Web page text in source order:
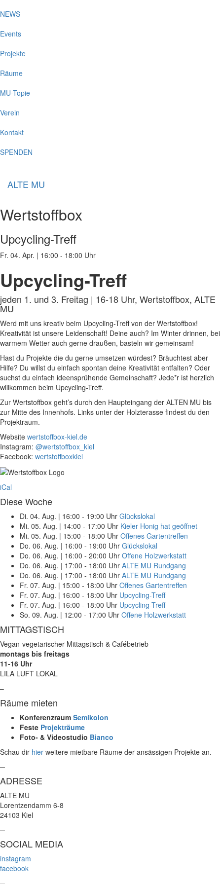
NEWS
Events
Projekte
Räume
MU-Topie
Verein
Kontakt
SPENDEN
ALTE MU
Wertstoffbox
Upcycling-Treff
Fr. 04. Apr. | 16:00 - 18:00 Uhr
Upcycling-Treff
jeden 1. und 3. Freitag | 16-18 Uhr, Wertstoffbox, ALTE
MU
Werd mit uns kreativ beim Upcycling-Treff von der Wertstoffbox!
Kreativität ist unsere Leidenschaft! Deine auch? Im Winter drinnen, bei
warmem Wetter auch gerne draußen, basteln wir gemeinsam!
Hast du Projekte die du gerne umsetzen würdest? Bräuchtest aber
Hilfe? Du willst du einfach spontan deine Kreativität entfalten? Oder
suchst du einfach ideensprühende Gemeinschaft? Jede*r ist herzlich
willkommen beim Upcycling-Treff.
Zur Wertstoffbox geht’s durch den Haupteingang der ALTEN MU bis
zur Mitte des Innenhofs. Links unter der Holzterasse findest du den
Projektraum.
Website wertstoffbox-kiel.de
Instagram: @wertstoffbox_kiel
Facebook: wertstoffboxkiel
iCal
Diese Woche
Di. 04. Aug. | 16:00 - 19:00 Uhr Glückslokal
Mi. 05. Aug. | 14:00 - 17:00 Uhr Kieler Honig hat geöffnet
Mi. 05. Aug. | 15:00 - 18:00 Uhr Offenes Gartentreffen
Do. 06. Aug. | 16:00 - 19:00 Uhr Glückslokal
Do. 06. Aug. | 16:00 - 20:00 Uhr Offene Holzwerkstatt
Do. 06. Aug. | 17:00 - 18:00 Uhr ALTE MU Rundgang
Do. 06. Aug. | 17:00 - 18:00 Uhr ALTE MU Rundgang
Fr. 07. Aug. | 15:00 - 18:00 Uhr Offenes Gartentreffen
Fr. 07. Aug. | 16:00 - 18:00 Uhr Upcycling-Treff
Fr. 07. Aug. | 16:00 - 18:00 Uhr Upcycling-Treff
So. 09. Aug. | 12:00 - 17:00 Uhr Offene Holzwerkstatt
MITTAGSTISCH
Vegan-vegetarischer Mittagstisch & Cafébetrieb
montags bis freitags
11-16 Uhr
LILA LUFT LOKAL
–
Räume mieten
Konferenzraum Semikolon
Feste Projekträume
Foto- & Videostudio Bianco
Schau dir hier weitere mietbare Räume der ansässigen Projekte an.
–
ADRESSE
ALTE MU
Lorentzendamm 6-8
24103 Kiel
–
SOCIAL MEDIA
instagram
facebook